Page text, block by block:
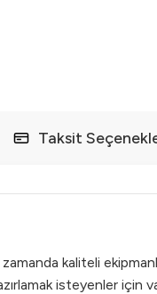
Taksit
kaliteli
isteyenler